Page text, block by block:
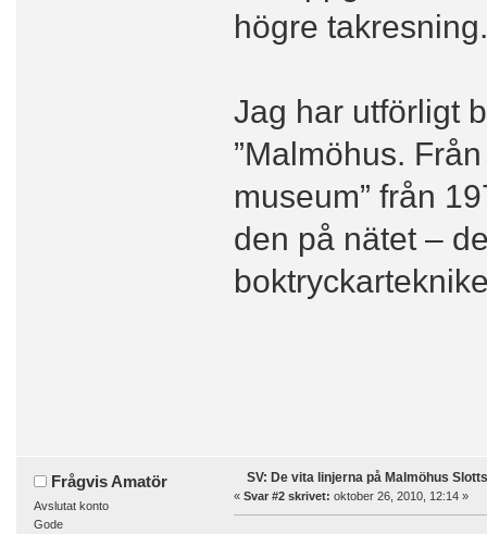
högre takresning.
Jag har utförligt
”Malmöhus.
museum” från
den på nätet –
Frågvis Amatör
Avslutat konto
Gode
SV: De vita linjerna på Malmöhus
« Svar #2 skrivet: oktober 26, 2010, 12:14 »